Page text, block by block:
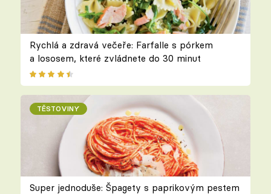
Rychlá a zdravá večeře: Farfalle s pórkem
a lososem, které zvládnete do 30 minut
TĚSTOVINY
Super jednoduše: Špagety s paprikovým pestem